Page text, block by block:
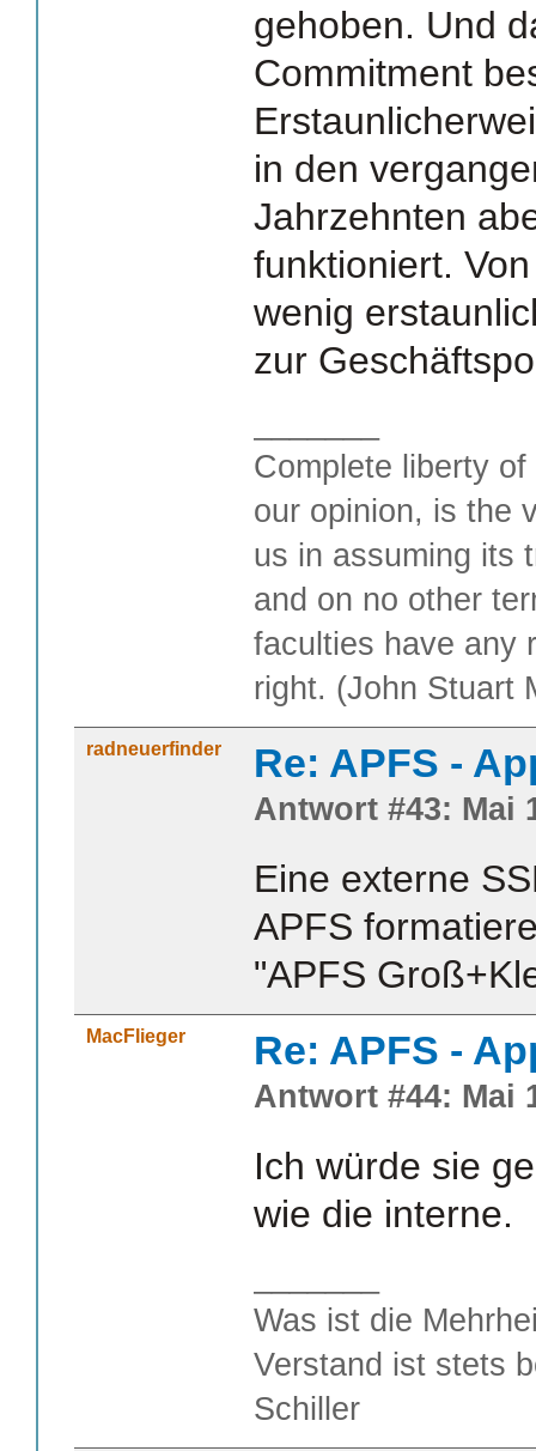
gehoben. Und
Commitment
in den
Jahrzehnten
funktioniert.
wenig
zur
Complete liberty
our opinion, is the
us in assuming its
and on no other
faculties have any
right. (John Stuart
radneuerfinder Re: APFS -
Antwort #43: Mai
Eine externe
APFS
"APFS
MacFlieger Re: APFS -
Antwort #44: Mai
Ich würde sie
wie die interne.
Was ist die
Verstand ist stets
Schiller